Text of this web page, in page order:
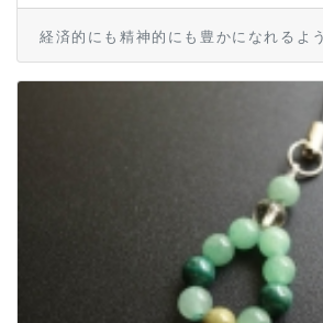
経済的にも精神的にも豊かになれるよ